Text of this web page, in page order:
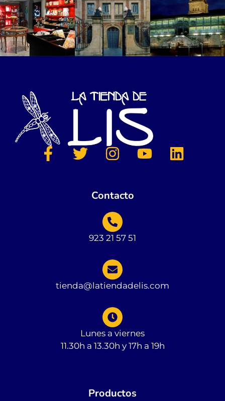
Contacto
923 21 57 51
tienda@latiendadelis.com
Lunes a viernes
11.30h a 13.30h y 17h a 19h
Productos